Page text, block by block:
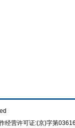
经营许可证:(京)字第